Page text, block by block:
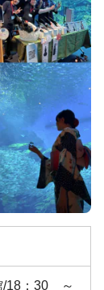
/18：30 ～